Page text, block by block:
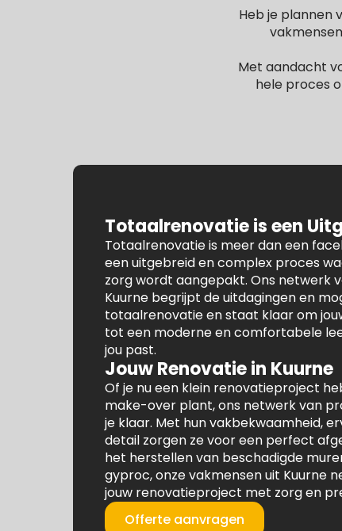
Heb je plannen
Met aandacht
hele proces
Totaalrenovatie is een
Totaalrenovatie is meer dan een
een uitgebreid en complex proces
zorg wordt aangepakt. Ons netwerk
Kuurne begrijpt de uitdagingen en
totaalrenovatie en staat klaar om
tot een moderne en comfortabele
jou past.
Jouw Renovatie in Kuurne
Of je nu een klein renovatieproject
make-over plant, ons netwerk van
je klaar. Met hun vakbekwaamheid,
detail zorgen ze voor een perfect
het herstellen van beschadigde
gyproc, onze vakmensen uit Kuurne
jouw renovatieproject met zorg en
Offerte aanvragen